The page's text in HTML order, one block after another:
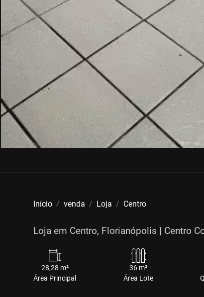
Início venda Loja Centro
Loja em Centro, Florianópolis | Centro
28,28 m²
Área Principal
36 m²
Área Lote